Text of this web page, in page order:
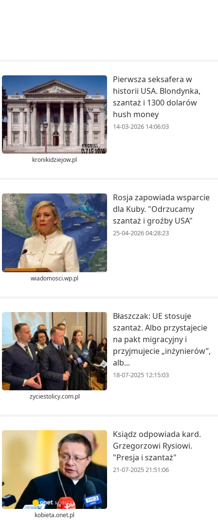
kronikidziejow.pl
Pierwsza seksafera w
historii USA. Blondynka,
szantaż i 1300 dolarów
hush money
14-03-2026 14:06:03
wiadomosci.wp.pl
Rosja zapowiada wsparcie
dla Kuby. "Odrzucamy
szantaż i groźby USA"
25-04-2026 04:28:23
zyciestolicy.com.pl
Błaszczak: UE stosuje
szantaż. Albo przystajecie
na pakt migracyjny i
przyjmujecie „inżynierów”,
alb...
18-07-2025 12:15:03
kobieta.onet.pl
Ksiądz odpowiada kard.
Grzegorzowi Rysiowi.
"Presja i szantaż"
21-07-2025 21:51:06